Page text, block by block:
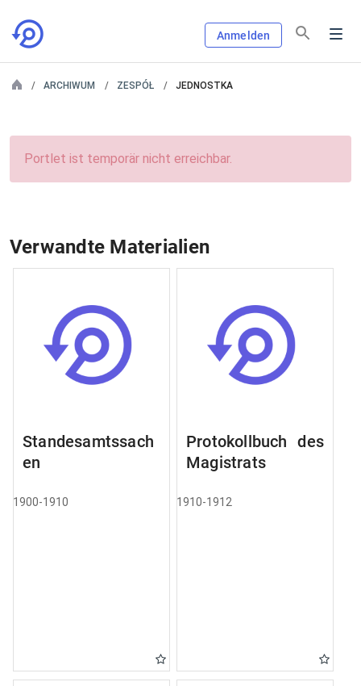
Anmelden
ARCHIWUM ZESPÓŁ JEDNOSTKA
Portlet ist temporär nicht erreichbar.
Verwandte Materialien
Standesamtssach
en
1900-1910
Protokollbuch des
Magistrats
1910-1912